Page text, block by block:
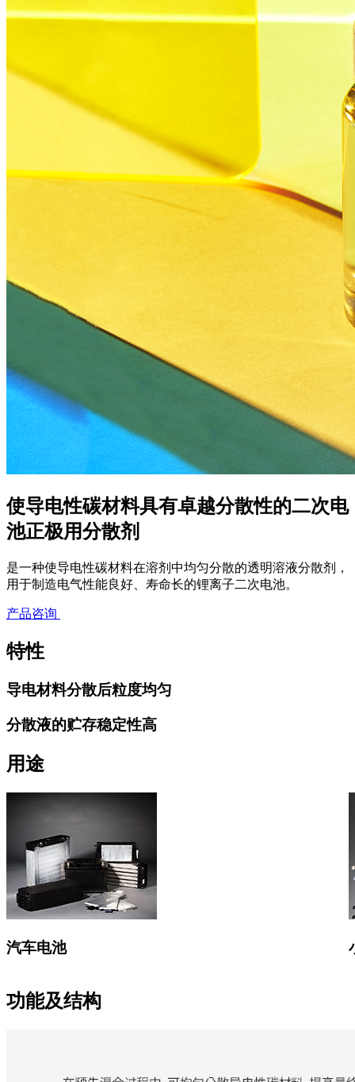
使导电性碳材料具有卓越分散性的二次电
池正极用分散剂
是一种使导电性碳材料在溶剂中均匀分散的透明溶液分散剂，
用于制造电气性能良好、寿命长的锂离子二次电池。
产品咨询
特性
导电材料分散后粒度均匀
分散液的贮存稳定性高
用途
汽车电池
功能及结构